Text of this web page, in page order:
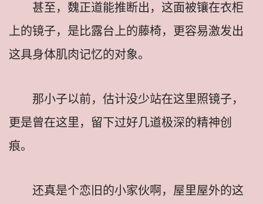
甚至，魏正道能推断出，这面被镶在衣柜
上的镜子，是比露台上的藤椅，更容易激发出
这具身体肌肉记忆的对象。
那小子以前，估计没少站在这里照镜子，
更是曾在这里，留下过好几道极深的精神创
痕。
还真是个恋旧的小家伙啊，屋里屋外的这